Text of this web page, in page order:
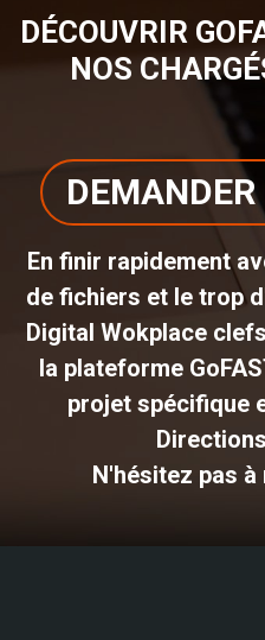
DÉCOUVRIR
NOS
En finir rapidement
de fichiers et le trop
Digital Wokplace
la plateforme
projet spécifique
N'hésitez pas